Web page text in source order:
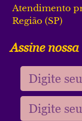
Atendimento
Região (SP)
Assine